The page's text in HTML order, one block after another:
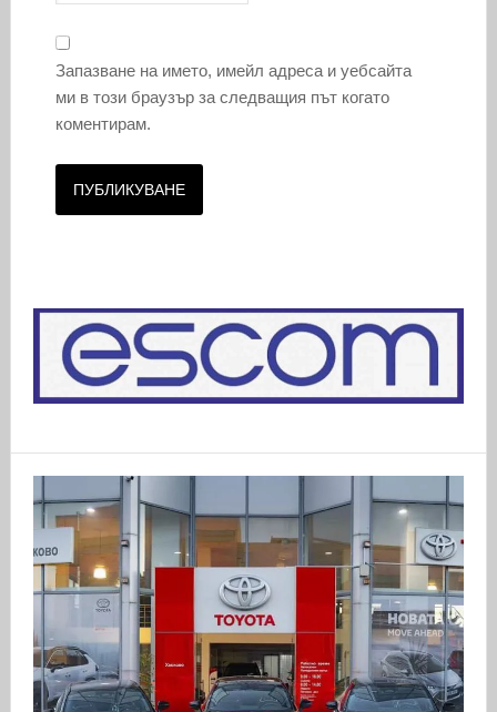
Запазване на името, имейл адреса и уебсайта
ми в този браузър за следващия път когато
коментирам.